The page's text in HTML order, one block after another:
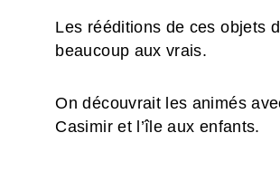
Les rééditions de ces objets
beaucoup aux vrais.
On découvrait les animés
Casimir et l’île aux enfants.